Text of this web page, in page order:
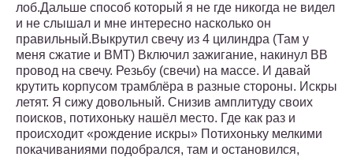
лоб.Дальше способ который я не где никогда не видел
и не слышал и мне интересно насколько он
правильный.Выкрутил свечу из 4 цилиндра (Там у
меня сжатие и ВМТ) Включил зажигание, накинул ВВ
провод на свечу. Резьбу (свечи) на массе. И давай
крутить корпусом трамблёра в разные стороны. Искры
летят. Я сижу довольный. Снизив амплитуду своих
поисков, потихоньку нашёл место. Где как раз и
происходит «рождение искры» Потихоньку мелкими
покачиваниями подобрался, там и остановился,